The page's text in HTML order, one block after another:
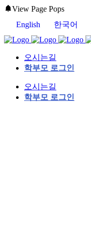
View Page Pops
English
한국어
오시는길
학부모 로그인
오시는길
학부모 로그인